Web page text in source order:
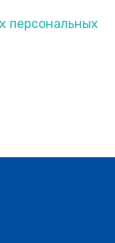
персональных